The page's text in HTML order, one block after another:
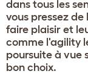
dans tous les
vous pressez de
faire plaisir et
comme l'agility
poursuite à vue
bon choix.